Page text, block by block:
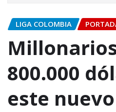
LIGA COLOMBIA
800.000
este